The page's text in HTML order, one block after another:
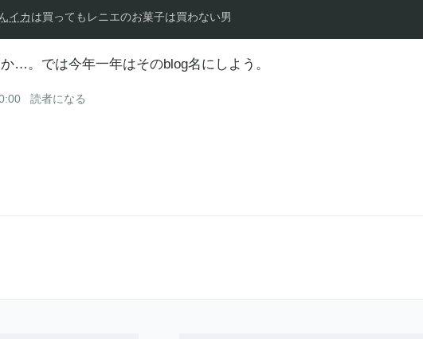
イカは買ってもレニエのお菓子は買わない男
…。では今年一年はそのblog名にしよう。
読者になる